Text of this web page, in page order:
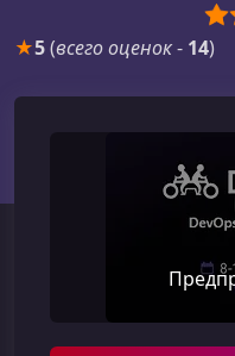
★5(всего оценок- 14)